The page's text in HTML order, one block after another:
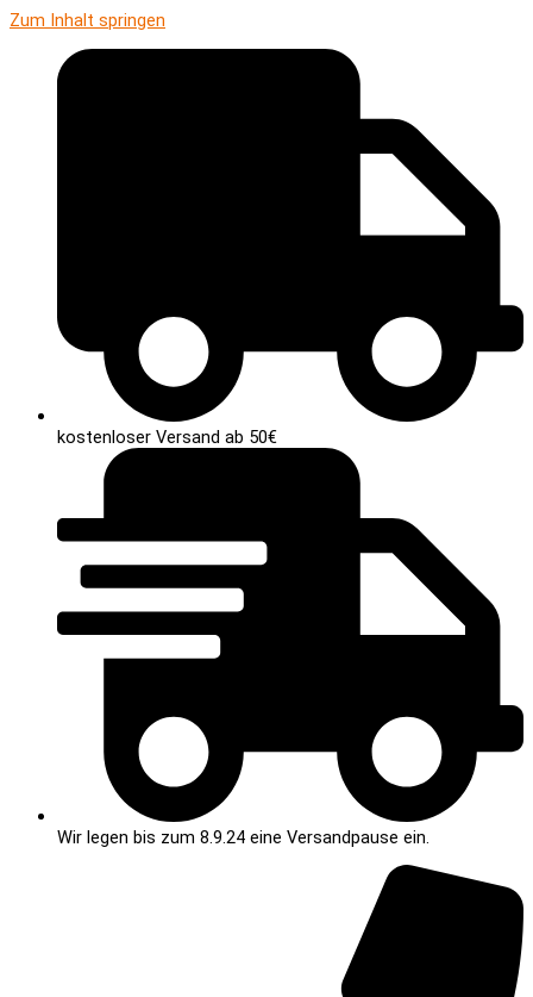
Zum Inhalt springen
kostenloser Versand ab 50€
Wir legen bis zum 8.9.24 eine Versandpause ein.